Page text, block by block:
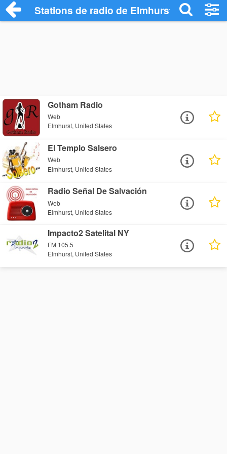
Stations de radio de Elmhurst
Gotham Radio
Web
Elmhurst, United States
El Templo Salsero
Web
Elmhurst, United States
Radio Señal De Salvación
Web
Elmhurst, United States
Impacto2 Satelital NY
FM 105.5
Elmhurst, United States